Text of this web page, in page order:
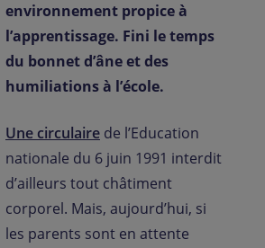
environnement propice à
l’apprentissage. Fini le temps
du bonnet d’âne et des
humiliations à l’école.
Une circulaire de l’Education
nationale du 6 juin 1991 interdit
d’ailleurs tout châtiment
corporel. Mais, aujourd’hui, si
les parents sont en attente